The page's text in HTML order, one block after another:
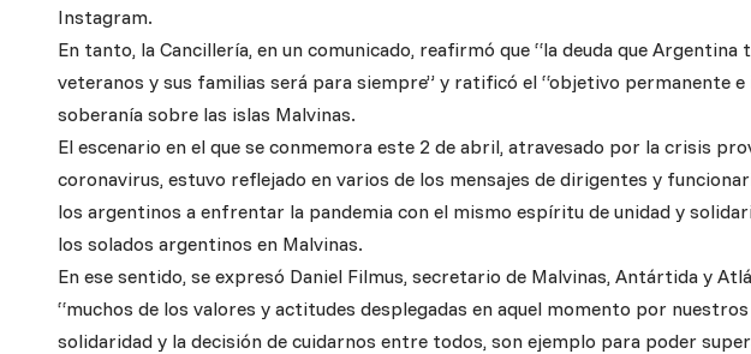
Instagram.
En tanto, la Cancillería, en un comunicado, reafirmó que “la deuda que Argentina
veteranos y sus familias será para siempre” y ratificó el “objetivo permanente e
soberanía sobre las islas Malvinas.
El escenario en el que se conmemora este 2 de abril, atravesado por la crisis
coronavirus, estuvo reflejado en varios de los mensajes de dirigentes y
los argentinos a enfrentar la pandemia con el mismo espíritu de unidad y
los solados argentinos en Malvinas.
En ese sentido, se expresó Daniel Filmus, secretario de Malvinas, Antártida y
“muchos de los valores y actitudes desplegadas en aquel momento por
solidaridad y la decisión de cuidarnos entre todos, son ejemplo para poder